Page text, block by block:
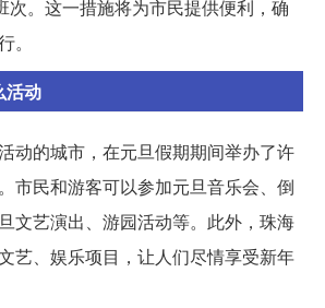
次。这一措施将为市民提供便利，确
。
活动
动的城市，在元旦假期期间举办了许
市民和游客可以参加元旦音乐会、倒
文艺演出、游园活动等。此外，珠海
艺、娱乐项目，让人们尽情享受新年